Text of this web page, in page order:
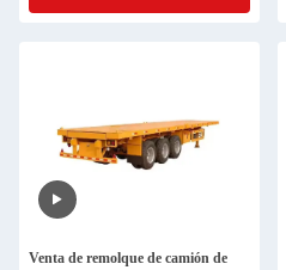
Venta de remolque de camión de